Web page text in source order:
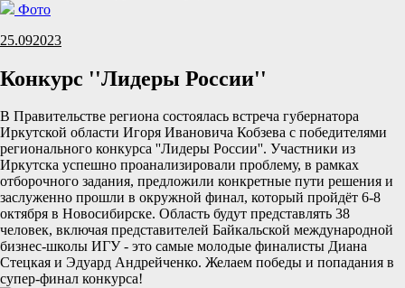
Фото
25.092023
Конкурс ''Лидеры России''
В Правительстве региона состоялась встреча губернатора
Иркутской области Игоря Ивановича Кобзева с победителями
регионального конкурса ''Лидеры России''. Участники из
Иркутска успешно проанализировали проблему, в рамках
отборочного задания, предложили конкретные пути решения и
заслуженно прошли в окружной финал, который пройдёт 6-8
октября в Новосибирске. Область будут представлять 38
человек, включая представителей Байкальской международной
бизнес-школы ИГУ - это самые молодые финалисты Диана
Стецкая и Эдуард Андрейченко. Желаем победы и попадания в
супер-финал конкурса!